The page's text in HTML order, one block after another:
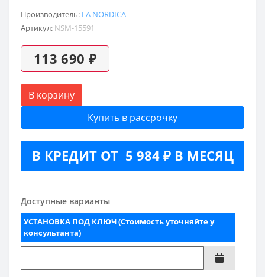
Производитель: LA NORDICA
Артикул: NSM-15591
113 690 ₽
В корзину
Купить в рассрочку
В КРЕДИТ ОТ 5 984 ₽ В МЕСЯЦ
Доступные варианты
УСТАНОВКА ПОД КЛЮЧ (Стоимость уточняйте у
консультанта)